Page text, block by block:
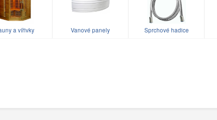
a vířivky Vanové panely Sprchové hadice